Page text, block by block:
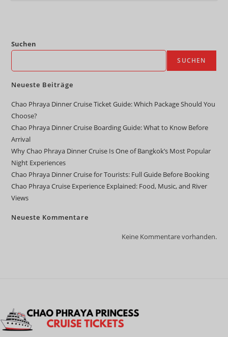
Suchen
SUCHEN
Neueste Beiträge
Chao Phraya Dinner Cruise Ticket Guide: Which Package Should You
Choose?
Chao Phraya Dinner Cruise Boarding Guide: What to Know Before
Arrival
Why Chao Phraya Dinner Cruise Is One of Bangkok’s Most Popular
Night Experiences
Chao Phraya Dinner Cruise for Tourists: Full Guide Before Booking
Chao Phraya Cruise Experience Explained: Food, Music, and River
Views
Neueste Kommentare
Keine Kommentare vorhanden.